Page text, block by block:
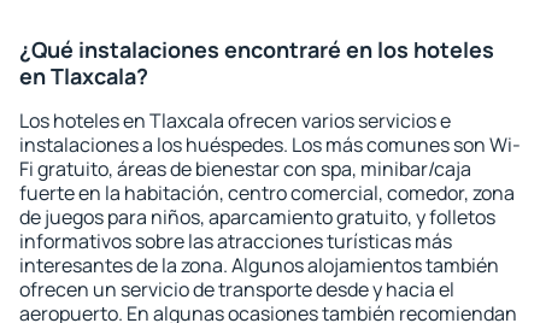
¿Qué instalaciones encontraré en los hoteles
en Tlaxcala?
Los hoteles en Tlaxcala ofrecen varios servicios e
instalaciones a los huéspedes. Los más comunes son Wi-
Fi gratuito, áreas de bienestar con spa, minibar/caja
fuerte en la habitación, centro comercial, comedor, zona
de juegos para niños, aparcamiento gratuito, y folletos
informativos sobre las atracciones turísticas más
interesantes de la zona. Algunos alojamientos también
ofrecen un servicio de transporte desde y hacia el
aeropuerto. En algunas ocasiones también recomiendan